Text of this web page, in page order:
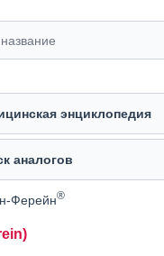
энциклопедия
аналогов
Ферейн®